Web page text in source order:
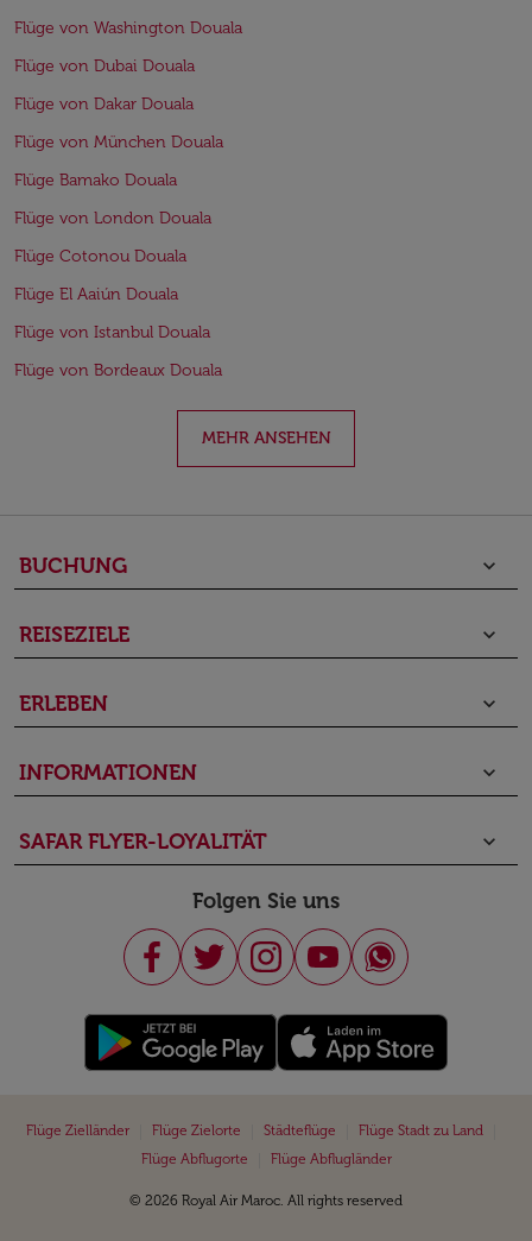
Flüge von Washington Douala
Flüge von Dubai Douala
Flüge von Dakar Douala
Flüge von München Douala
Flüge Bamako Douala
Flüge von London Douala
Flüge Cotonou Douala
Flüge El Aaiún Douala
Flüge von Istanbul Douala
Flüge von Bordeaux Douala
MEHR ANSEHEN
BUCHUNG keyboard_arrow_down
REISEZIELE keyboard_arrow_down
ERLEBEN keyboard_arrow_down
INFORMATIONEN keyboard_arrow_down
SAFAR FLYER-LOYALITÄT keyboard_arrow_down
Folgen Sie uns
Flüge Zielländer Flüge Zielorte Städteflüge Flüge Stadt zu Land
Flüge Abflugorte
Flüge Abflugländer
© 2026 Royal Air Maroc. All rights reserved